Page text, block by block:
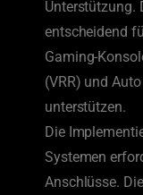
Unterstützung.
entscheidend
Gaming-
(VRR) und
unterstützen.
Die
Systemen
Anschlüsse.